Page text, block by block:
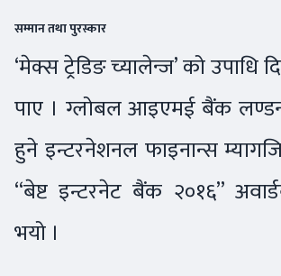
सम्मान तथा पुरस्कार
‘मेक्स ट्रेडिङ च्यालेन्ज’ को उपाधि
पाए । ग्लोबल आइएमई बैंक
हुने इन्टरनेशनल फाइनान्स
“बेष्ट इन्टरनेट बैंक २०१६”
भयो ।